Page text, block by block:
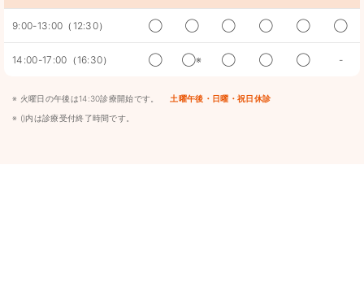
9:00-13:00（12:30） ◯ ◯ ◯ ◯ ◯ ◯
14:00-17:00（16:30） ◯ ◯※ ◯ ◯ ◯ -
※ 火曜日の午後は14:30診療開始です。 土曜午後・日曜・祝日休診
※ ()内は診療受付終了時間です。